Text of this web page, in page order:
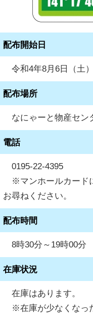
配布開始日
令和4年8月6日（土）
配布場所
なにゃーと物産セン
電話
0195-22-4395
※マンホールカード
お尋ねください。
配布時間
8時30分～19時00分
在庫状況
在庫はあります。
※在庫が少なくなっ